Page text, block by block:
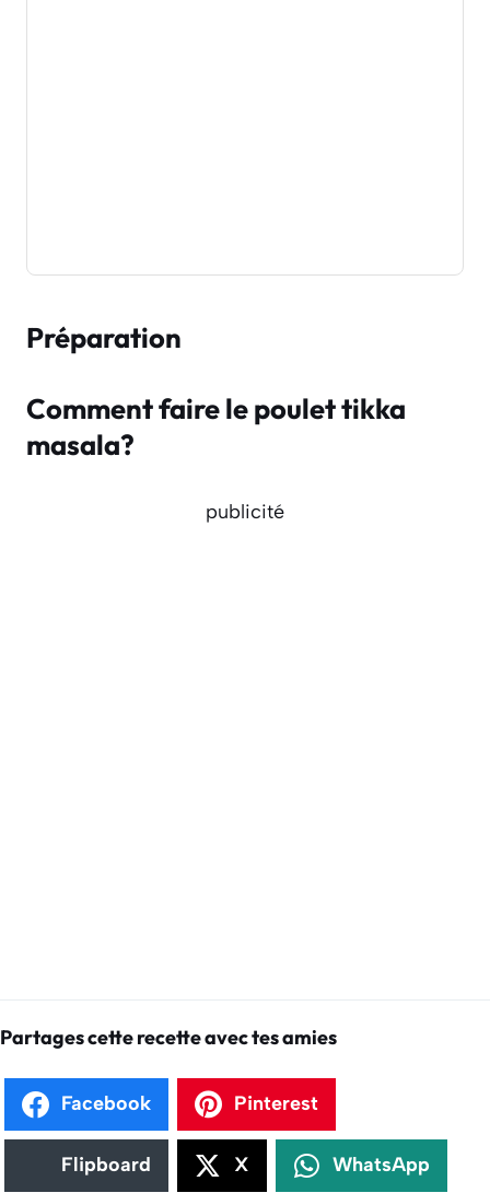
Préparation
Comment faire le poulet tikka
masala?
publicité
Partages cette recette avec tes amies
Facebook Pinterest
Flipboard X WhatsApp